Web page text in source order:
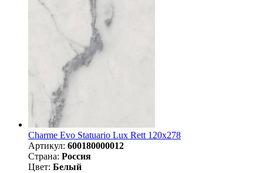
Charme Evo Statuario Lux Rett 120x278
Артикул: 600180000012
Страна: Россия
Цвет: Белый